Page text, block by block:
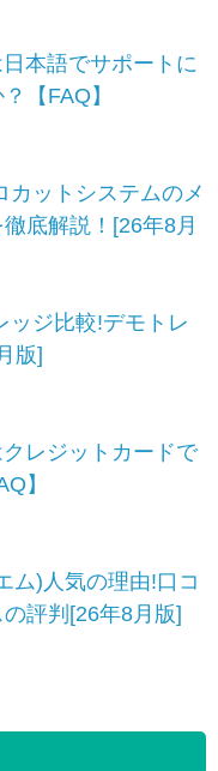
本語でサポートに
【FAQ】
カットシステムのメ
底解説！[26年8月
ッジ比較!デモトレ
版]
レジットカードで
】
ム)人気の理由!口コ
評判[26年8月版]